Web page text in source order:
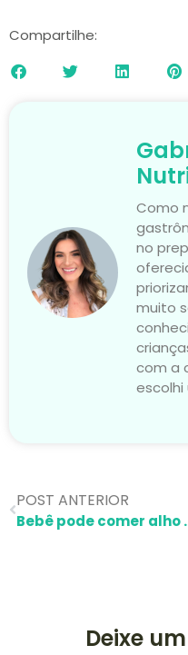
Compartilhe:
Como
no
muito
com a
escolhi
POST ANTERIOR
Bebê
Deixe